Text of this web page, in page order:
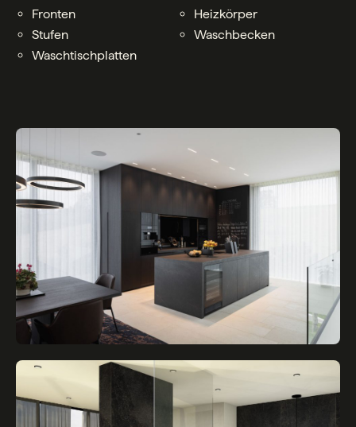
Fronten
Heizkörper
Stufen
Waschbecken
Waschtischplatten